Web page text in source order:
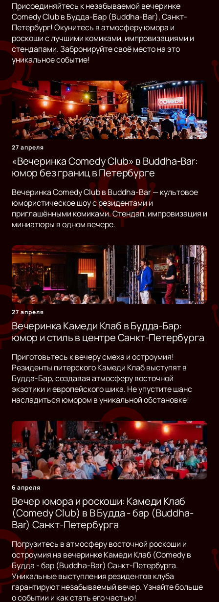
Присоединяйтесь к незабываемой вечеринке
Comedy Club в Будда-Бар (Buddha-Bar), Санкт-
Петербург! Окунитесь в атмосферу юмора и
роскоши с лучшими комиками, импровизациями и
стендапами. Забронируйте своё место на это
уникальное событие!
27 апреля
«Вечеринка Comedy Club» в Buddha-Bar:
юмор без границ в Петербурге
Вечеринка Comedy Club в Buddha-Bar — культовое
юмористическое шоу с резидентами и
приглашёнными комиками. Стендап, импровизация и
миниатюры в одном вечере.
27 апреля
Вечеринка Камеди Клаб в Будда-Бар:
юмор и стиль в центре Санкт-Петербурга
Приготовьтесь к вечеру смеха и остроумия!
Резиденты питерского Камеди Клаб выступят в
Будда-Бар, создавая атмосферу восточной
экзотики и европейского шика. Не упустите шанс
насладиться юмором в уникальной обстановке!
6 апреля
Вечер юмора и роскоши: Камеди Клаб
(Comedy Club) в B Будда - бар (Buddha-
Bar) Санкт-Петербурга
Погрузитесь в атмосферу восточной роскоши и
остроумия на вечеринке Камеди Клаб (Comedy в
Будда - бар (Buddha-Bar) Санкт-Петербурга.
Уникальные выступления резидентов клуба
гарантируют незабываемый вечер. Узнайте больше
о событии и как стать его частью!